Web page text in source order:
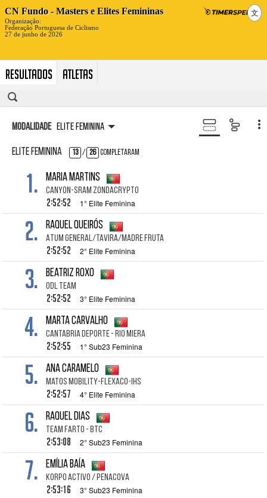
Resultados Atletas
文
Modalidade Elite Feminina
Elite Feminina 13 / 26 Completaram
1. Maria MARTINS
CANYON-SRAM zondacrypto
2:52:52 1° Elite Feminina
2. Raquel QUEIRÓS
Atum General/Tavira/Madre Fruta
2:52:52 2° Elite Feminina
3. Beatriz ROXO
ODL TEAM
2:52:52 3° Elite Feminina
4. Marta CARVALHO
CANTABRIA DEPORTE - RIO MIERA
2:52:55 1° Sub23 Feminina
5. Ana CARAMELO
Matos Mobility-Flexaco-Ihs
2:52:57 4° Elite Feminina
6. Raquel DIAS
TEAM FARTO - BTC
2:53:08 2° Sub23 Feminina
7. Emília BAÍA
Korpo Activo / Penacova
2:53:16 3° Sub23 Feminina